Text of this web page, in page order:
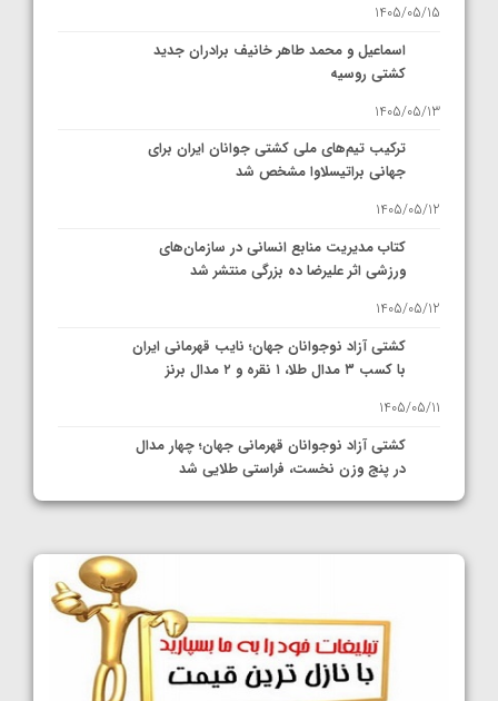
1405/05/15
اسماعیل و محمد طاهر خانیف برادران جدید
کشتی روسیه
1405/05/13
ترکیب تیم‌های ملی کشتی جوانان ایران برای
جهانی براتیسلاوا مشخص شد
1405/05/12
کتاب مدیریت منابع انسانی در سازمان‌های
ورزشی اثر علیرضا ده بزرگی منتشر شد
1405/05/12
کشتی آزاد نوجوانان جهان؛ نایب قهرمانی ایران
با کسب ۳ مدال طلا، ۱ نقره و ۲ مدال برنز
1405/05/11
کشتی آزاد نوجوانان قهرمانی جهان؛ چهار مدال
در پنج وزن نخست، فراستی طلایی شد
1405/05/11
کشتی آزاد نوجوانان جهان؛ رقبای نمایندگان
ایران مشخص شدند